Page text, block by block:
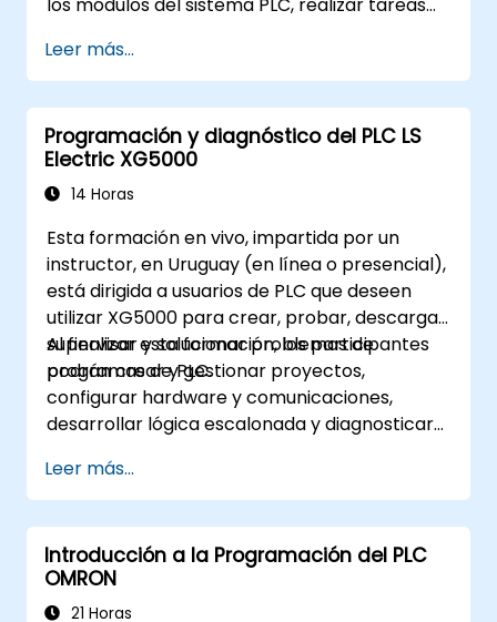
diagnosticar problemas comunes de
hardware.
Leer más...
Programación y diagnóstico del PLC LS
Electric XG5000
14 Horas
Esta formación en vivo, impartida por un
instructor, en Uruguay (en línea o presencial),
está dirigida a usuarios de PLC que deseen
utilizar XG5000 para crear, probar, descargar,
supervisar y solucionar problemas de
programas de PLC.
Al finalizar esta formación, los participantes
podrán crear y gestionar proyectos,
configurar hardware y comunicaciones,
desarrollar lógica escalonada y diagnosticar
Leer más...
Introducción a la Programación del PLC
OMRON
21 Horas